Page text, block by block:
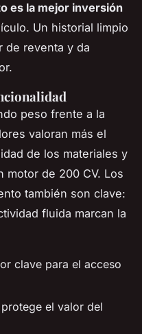
es la mejor inversión
Un historial limpio
de reventa y da
peso frente a la
valoran más el
de los materiales y
motor de 200 CV. Los
también son clave:
fluida marcan la
clave para el acceso
el valor del